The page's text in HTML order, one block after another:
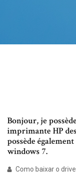
Bonjour, je
imprimante HP
possède
windows 7.
Como baixar o